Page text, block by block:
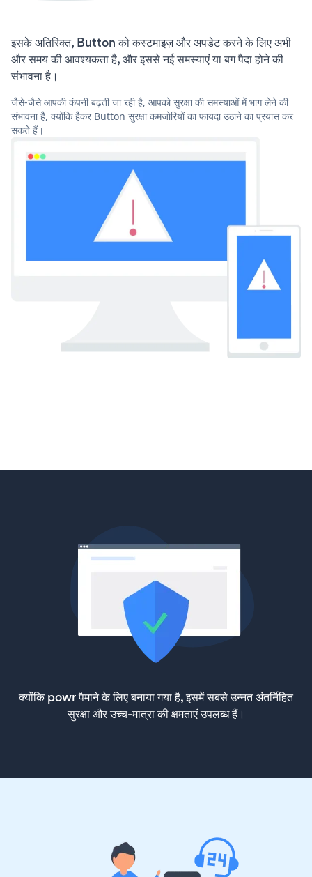
इसके अतिरिक्त, Button को कस्टमाइज़ और अपडेट करने के लिए अभी
और समय की आवश्यकता है, और इससे नई समस्याएं या बग पैदा होने की
संभावना है।
जैसे-जैसे आपकी कंपनी बढ़ती जा रही है, आपको सुरक्षा की समस्याओं में भाग लेने की
संभावना है, क्योंकि हैकर Button सुरक्षा कमजोरियों का फायदा उठाने का प्रयास कर
सकते हैं।
क्योंकि powr पैमाने के लिए बनाया गया है, इसमें सबसे उन्नत अंतर्निहित
सुरक्षा और उच्च-मात्रा की क्षमताएं उपलब्ध हैं।